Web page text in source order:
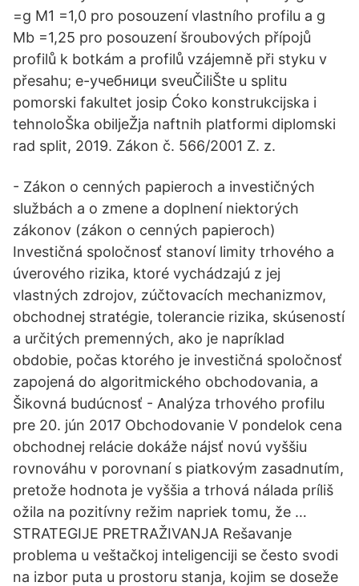
=g M1 =1,0 pro posouzení vlastního profilu a g
Mb =1,25 pro posouzení šroubových přípojů
profilů k botkám a profilů vzájemně při styku v
přesahu; е-учебници sveuČiliŠte u splitu
pomorski fakultet josip Ćoko konstrukcijska i
tehnoloŠka obiljeŽja naftnih platformi diplomski
rad split, 2019. Zákon č. 566/2001 Z. z.
- Zákon o cenných papieroch a investičných
službách a o zmene a doplnení niektorých
zákonov (zákon o cenných papieroch)
Investičná spoločnosť stanoví limity trhového a
úverového rizika, ktoré vychádzajú z jej
vlastných zdrojov, zúčtovacích mechanizmov,
obchodnej stratégie, tolerancie rizika, skúseností
a určitých premenných, ako je napríklad
obdobie, počas ktorého je investičná spoločnosť
zapojená do algoritmického obchodovania, a
Šikovná budúcnosť - Analýza trhového profilu
pre 20. jún 2017 Obchodovanie V pondelok cena
obchodnej relácie dokáže nájsť novú vyššiu
rovnováhu v porovnaní s piatkovým zasadnutím,
pretože hodnota je vyššia a trhová nálada príliš
ožila na pozitívny režim napriek tomu, že …
STRATEGIJE PRETRAŽIVANJA Rešavanje
problema u veštačkoj inteligenciji se često svodi
na izbor puta u prostoru stanja, kojim se doseže